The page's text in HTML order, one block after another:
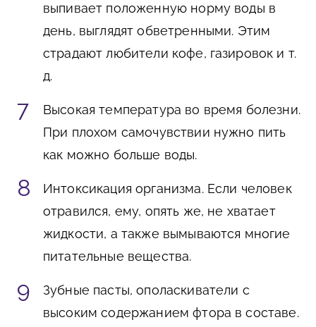
выпивает положенную норму воды в
день, выглядят обветренными. Этим
страдают любители кофе, газировок и т.
д.
Высокая температура во время болезни.
При плохом самочувствии нужно пить
как можно больше воды.
Интоксикация организма. Если человек
отравился, ему, опять же, не хватает
жидкости, а также вымываются многие
питательные вещества.
Зубные пасты, ополаскиватели с
высоким содержанием фтора в составе.